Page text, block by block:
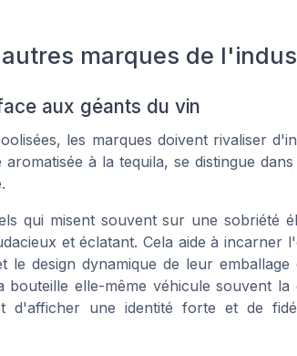
marques de
aux géants du vin
les marques doivent rivaliser
à la tequila, se distingue
qui misent souvent sur une sobriété
et éclatant. Cela aide à incarner
le design dynamique de leur
elle-même véhicule souvent la
d'afficher une identité forte et de